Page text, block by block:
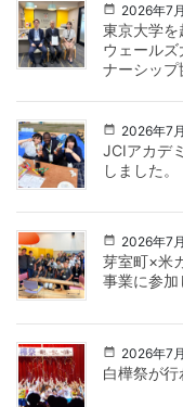
2026年7
東京大学を
ウェール
ナーシップ
2026年7
JCIアカデ
しました。
2026年7
芽室町×米
事業に参加
2026年7
白樺祭が行